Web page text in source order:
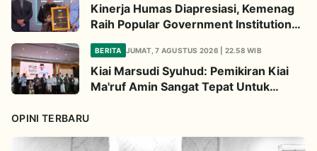
Kinerja Humas Diapresiasi, Kemenag
Raih Popular Government Institutions
BERITA JUMAT, 7 AGUSTUS 2026 | 22.58 WIB
Kiai Marsudi Syuhud: Pemikiran Kiai
Ma'ruf Amin Sangat Tepat Untuk
OPINI TERBARU